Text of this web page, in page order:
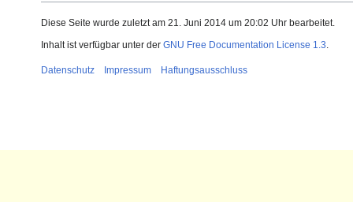
Diese Seite wurde zuletzt am 21. Juni 2014 um 20:02 Uhr bearbeitet.
Inhalt ist verfügbar unter der GNU Free Documentation License 1.3.
Datenschutz Impressum Haftungsausschluss